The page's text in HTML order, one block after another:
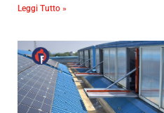
Leggi Tutto »